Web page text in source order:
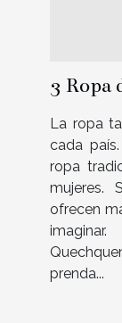
3 Ropa
La ropa
cada
ropa
mujeres.
ofrecen
prenda...